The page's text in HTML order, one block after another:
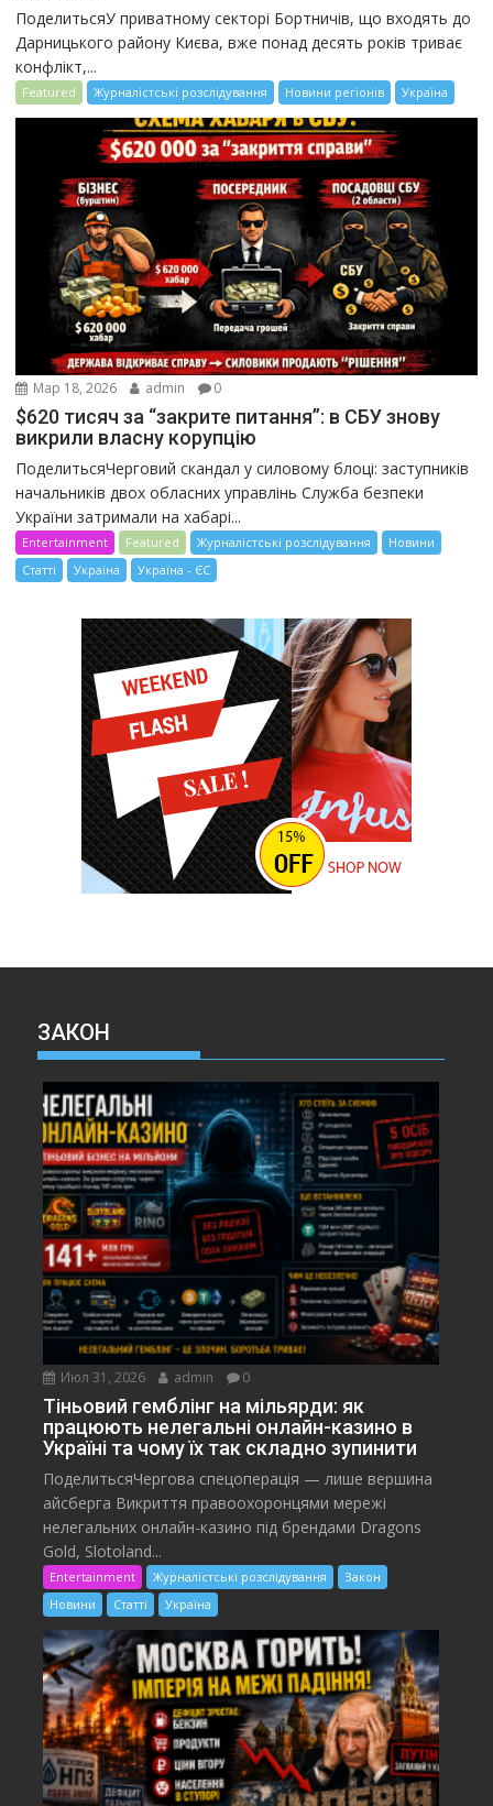
ПоделитьсяУ приватному секторі Бортничів, що входять до
Дарницького району Києва, вже понад десять років триває
конфлікт,...
Featured Журналістські розслідування Новини регіонів Україна
Мар 18, 2026 admin 0
$620 тисяч за “закрите питання”: в СБУ знову
викрили власну корупцію
ПоделитьсяЧерговий скандал у силовому блоці: заступників
начальників двох обласних управлінь Служба безпеки
України затримали на хабарі...
Entertainment Featured Журналістські розслідування
Новини
Статті
Україна Україна - ЄС
ЗАКОН
Июл 31, 2026 admin 0
Тіньовий гемблінг на мільярди: як
працюють нелегальні онлайн-казино в
Україні та чому їх так складно зупинити
ПоделитьсяЧергова спецоперація — лише вершина
айсберга Викриття правоохоронцями мережі
нелегальних онлайн-казино під брендами Dragons
Gold, Slotoland...
Entertainment Журналістські розслідування
Закон
Новини
Статті Україна